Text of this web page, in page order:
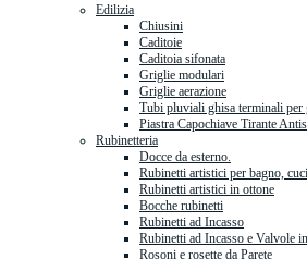
Edilizia
Chiusini
Caditoie
Caditoia sifonata
Griglie modulari
Griglie aerazione
Tubi pluviali ghisa terminali per
Piastra Capochiave Tirante
Rubinetteria
Docce da esterno.
Rubinetti artistici per bagno,
Rubinetti artistici in ottone
Bocche rubinetti
Rubinetti ad Incasso
Rubinetti ad Incasso e Valvole
Rosoni e rosette da Parete